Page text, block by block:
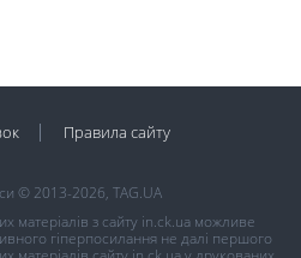
Правила сайту
© 2013-2026, TAG.UA
матеріалів з сайту in.ck.ua можливе
гіперпосилання не далі першого